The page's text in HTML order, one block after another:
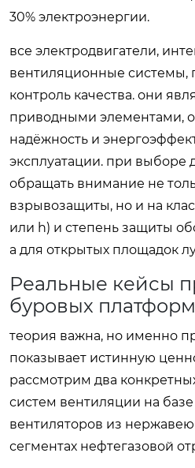
30% электроэнергии.
все электродвигатели,
вентиляционные системы,
контроль качества. они
приводными элементами,
надёжность и
эксплуатации. при выборе
обращать внимание не
взрывозащиты, но и на
или h) и степень защиты
а для открытых площадок
Реальные кейсы
буровых
теория важна, но именно
показывает истинную
рассмотрим два
систем вентиляции на
вентиляторов из
сегментах нефтегазовой